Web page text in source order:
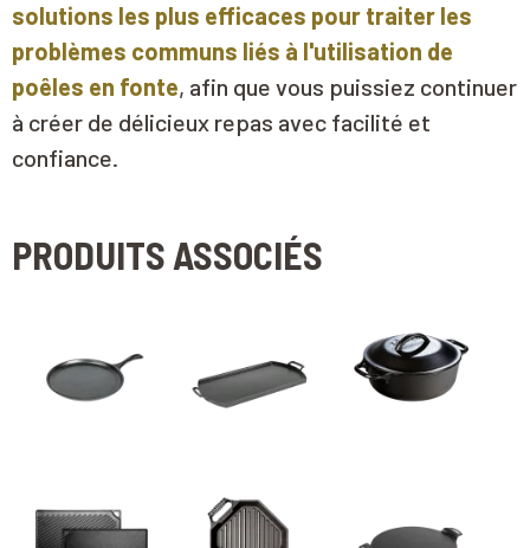
solutions les plus efficaces pour traiter les
problèmes communs liés à l'utilisation de
poêles en fonte, afin que vous puissiez continuer
à créer de délicieux repas avec facilité et
confiance.
PRODUITS ASSOCIÉS